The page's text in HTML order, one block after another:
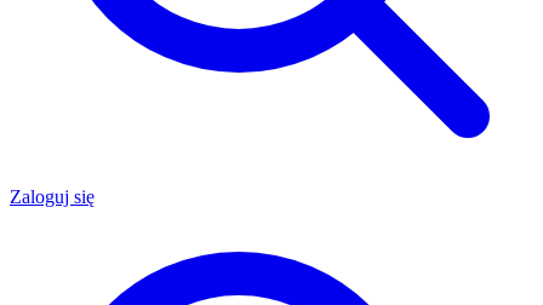
Zaloguj się